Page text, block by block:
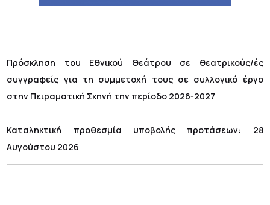
Πρόσκληση του Εθνικού Θεάτρου σε θεατρικούς/ές
συγγραφείς για τη συμμετοχή τους σε συλλογικό έργο
στην Πειραματική Σκηνή την περίοδο 2026-2027
Καταληκτική προθεσμία υποβολής προτάσεων: 28
Αυγούστου 2026